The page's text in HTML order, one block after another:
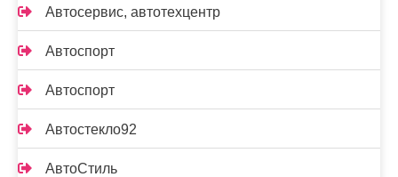
Автосервис, автотехцентр
Автоспорт
Автоспорт
Автостекло92
АвтоСтиль